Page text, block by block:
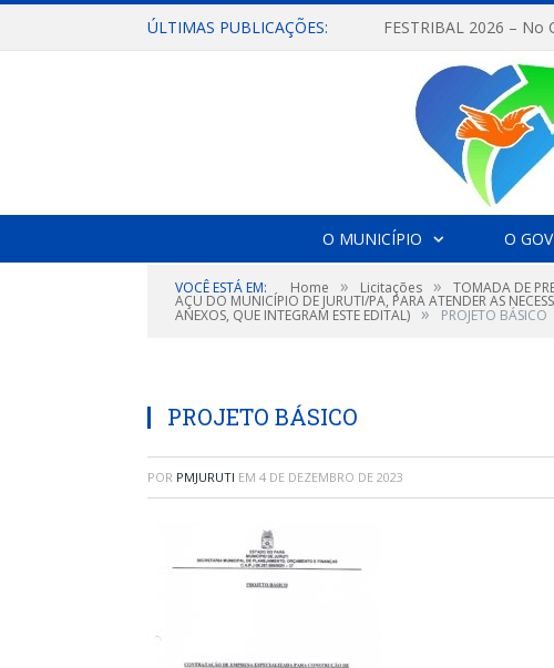
ÚLTIMAS PUBLICAÇÕES:
O MUNICÍPIO O
VOCÊ ESTÁ EM: Home » Licitações » TOMADA DE
AÇU DO MUNICÍPIO DE JURUTI/PA, PARA ATENDER AS
ANEXOS, QUE INTEGRAM ESTE EDITAL) » PROJETO BÁSICO
PROJETO BÁSICO
POR PMJURUTI EM 4 DE DEZEMBRO DE 2023